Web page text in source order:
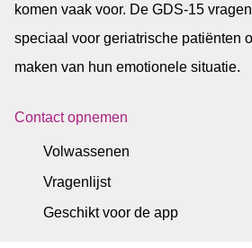
komen vaak voor. De GDS-15
speciaal voor geriatrische patiënten
maken van hun emotionele situatie.
Contact opnemen
Volwassenen
Vragenlijst
Geschikt voor de app